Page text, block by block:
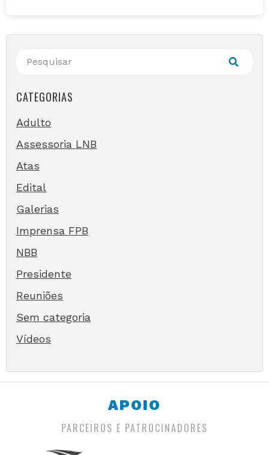
CATEGORIAS
Adulto
Assessoria LNB
Atas
Edital
Galerias
Imprensa FPB
NBB
Presidente
Reuniões
Sem categoria
Vídeos
APOIO
PARCEIROS E PATROCINADORES